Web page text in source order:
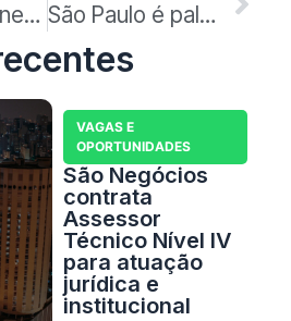
Agritech Connection reúne Israel e São Paulo para fortalecer tecnologia agrícola São Paulo é palco do Congresso Abrasce e da 33ª ABF Franchising Expo
VAGAS E
OPORTUNIDADES
São Negócios
contrata
Assessor
Técnico Nível IV
para atuação
jurídica e
institucional